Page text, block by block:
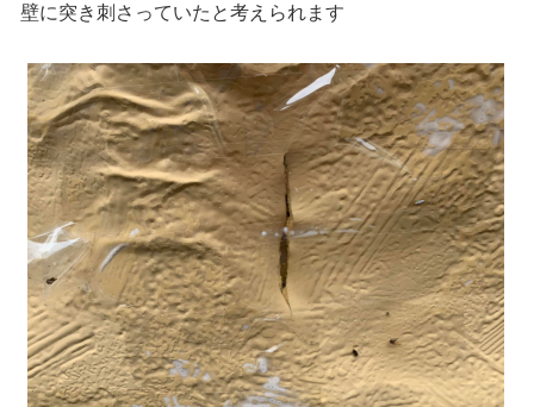
壁に突き刺さっていたと考えられます